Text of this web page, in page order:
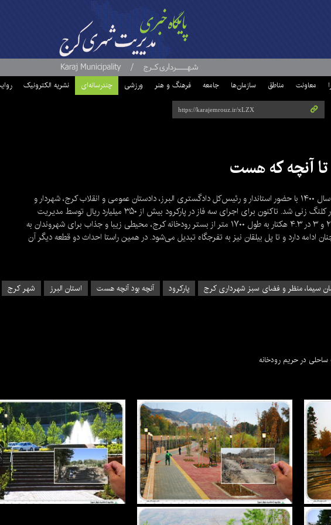
معاونت مناطق سازمان‌ها جامعه فرهنگ و هنر ورزشی چندرسانه‌ای نشریه الکترونیک
تا آنچه که هست
فاز نخست پروژه پارکرود کرج در اسفندماه سال ۱۴۰۰ با حضور استاندار و رئیس‌کل دادگستری البرز، دادستان عمومی و انقلاب کرج، شهردار و
اعضای شورای شهر این کلانشهر در۱.۷هکتار کلنگ زنی شد. تاکنون برای اجرای سه فاز در پارکرود بیش از ۳۵۰ میلیارد ریال توسط مدیریت
شهری کرج هزینه شده و با افتتاح فازهای ۲ و ۳ در ۴.۳ هکتار به طول ۱۷۰۰ متر از بستر رودخانه کرج، محیطی زیبا و جذاب برای شهروندان به
ادامه دارد و تا پل بیلقان نیز به تفرجگاه تبدیل می‌شود. در همین راستا احداث دو قطعه دیگر آن
سیما، منظر و فضای سبز شهرداری کرج پارکرود آنچه بود آنچه هست استان البرز شهر کرج
در حریم رودخانه